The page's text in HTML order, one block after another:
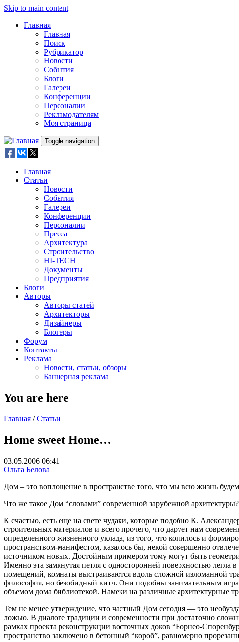
Skip to main content
Главная
Главная
Поиск
Рубрикатор
Новости
События
Блоги
Галереи
Конференции
Персоналии
Рекламодателям
Моя страница
Toggle navigation
Главная
Статьи
Новости
События
Галереи
Конференции
Персоналии
Пресса
Архитектура
Строительство
HI-TECH
Документы
Предприятия
Блоги
Авторы
Авторы статей
Архитекторы
Дизайнеры
Блогеры
Форум
Контакты
Реклама
Новости, статьи, обзоры
Баннерная реклама
You are here
Главная / Статьи
Home sweet Home…
03.05.2006 06:41
Ольга Белова
Дом – это воплощение в пространстве того, что мы всю жизнь
Что же такое Дом “словами” современной зарубежной архитектуры?
К счастью, есть еще на свете чудаки, которые подобно К.
строительных материалов и всего прочего, что дарует нам
определенного жизненного уклада, из того, что копилось и
пространством-манифестом, казалось бы, некой совершенно
источником новых. Достойным примером тому могут быть
Именно эта замкнутая петля с односторонней поверхностью легла
помещений, комнаты выстраиваются вдоль сложной изломанной
философия, но безобидный китч. Они подобны занимательным
объемом дома библиотекой. Намеки на различные архитектурные
Тем не менее утверждение, что частный Дом сегодня — это
ложью. В диалоге традиции и современности при достаточно
рамках проекта реконструкции восточных доков “Борнео-
пространство заключено в бетонный “короб”, равномерно